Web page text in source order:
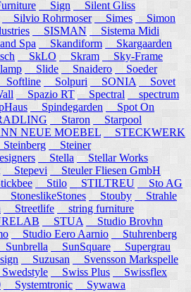
Sign
Silent Gliss
Silvio Rohrmoser Simes Simon
SISMAN
Sistema Midi
Spa Skandiform
Skargaarden
SkLO Skram
Sky-Frame
Slide Snaidero
Soeder
Softline Solpuri SONIA
Sovet
Spazio RT Spectral
spectrum
Spindegarden
Spot On
Staron
Starpool
NEUE MOEBEL
STECKWERK
Steiner
Stella Stellar Works
Stepevi
Steuler Fliesen GmbH
Stilo STILTREU
Sto AG
StoneslikeStones Stouby
Strahle
Streetlife
string furniture
STUA
Studio Brovhn
Studio Eero Aarnio
Stuhrenberg
Sunbrella SunSquare
Supergrau
Suzusan
Svensson Markspelle
Swiss Plus
Swissflex
Systemtronic Sywawa